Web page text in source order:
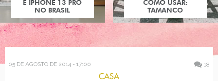
COMO USAR:
TAMANCO
05 DE AGOSTO DE 2014 - 17:00 18
CASA